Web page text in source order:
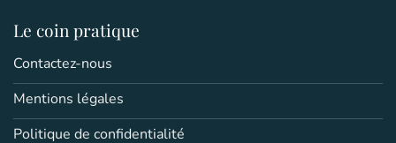
Le coin pratique
Contactez-nous
Mentions légales
Politique de confidentialité